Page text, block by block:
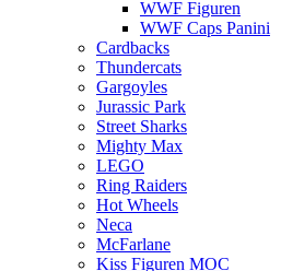
WWF Figuren
WWF Caps Panini
Cardbacks
Thundercats
Gargoyles
Jurassic Park
Street Sharks
Mighty Max
LEGO
Ring Raiders
Hot Wheels
Neca
McFarlane
Kiss Figuren MOC